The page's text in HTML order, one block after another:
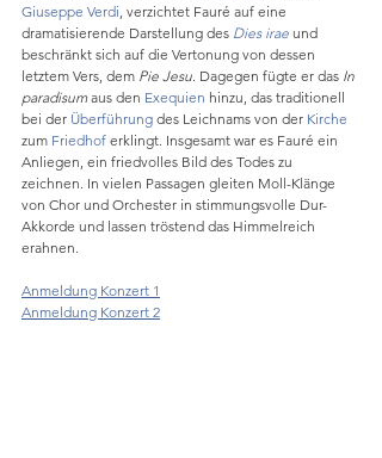
Giuseppe Verdi, verzichtet Fauré auf eine
dramatisierende Darstellung des Dies irae und
beschränkt sich auf die Vertonung von dessen
letztem Vers, dem Pie Jesu. Dagegen fügte er das In
paradisum aus den Exequien hinzu, das traditionell
bei der Überführung des Leichnams von der Kirche
zum Friedhof erklingt. Insgesamt war es Fauré ein
Anliegen, ein friedvolles Bild des Todes zu
zeichnen. In vielen Passagen gleiten Moll-Klänge
von Chor und Orchester in stimmungsvolle Dur-
Akkorde und lassen tröstend das Himmelreich
erahnen.
Anmeldung Konzert 1
Anmeldung Konzert 2